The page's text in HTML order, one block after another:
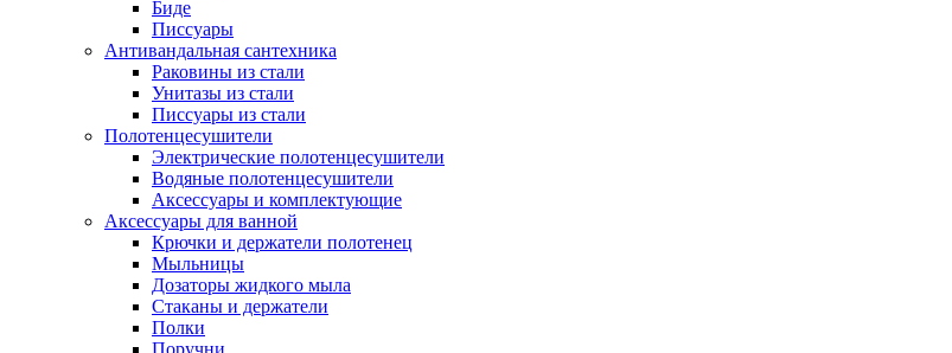
Биде
Писсуары
Антивандальная сантехника
Раковины из стали
Унитазы из стали
Писсуары из стали
Полотенцесушители
Электрические полотенцесушители
Водяные полотенцесушители
Аксессуары и комплектующие
Аксессуары для ванной
Крючки и держатели полотенец
Мыльницы
Дозаторы жидкого мыла
Стаканы и держатели
Полки
Поручни